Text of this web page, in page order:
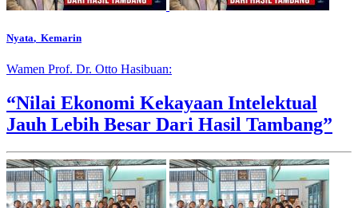
Nyata, Kemarin
Wamen Prof. Dr. Otto Hasibuan:
“Nilai Ekonomi Kekayaan Intelektual
Jauh Lebih Besar Dari Hasil Tambang”